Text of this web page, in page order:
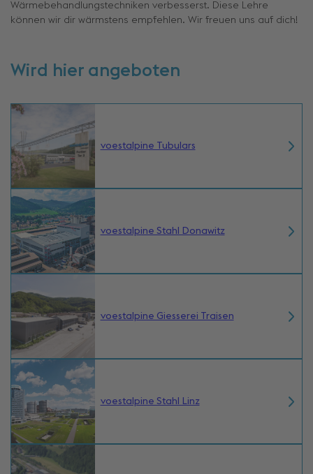
Wärmebehandlungstechniken verbesserst. Diese Lehre
können wir dir wärmstens empfehlen. Wir freuen uns auf dich!
Wird hier angeboten
voestalpine Tubulars
voestalpine Stahl Donawitz
voestalpine Giesserei Traisen
voestalpine Stahl Linz